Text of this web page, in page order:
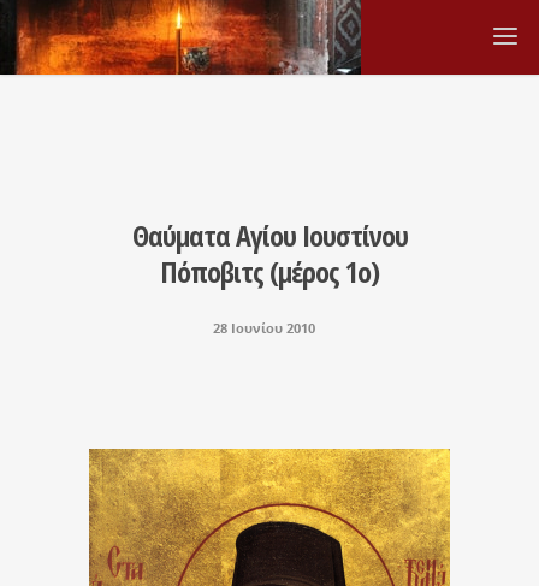
Θαύματα Αγίου Ιουστίνου
Πόποβιτς (μέρος 1ο)
28 Ιουνίου 2010